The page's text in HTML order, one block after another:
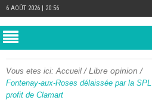
6 AOÛT 2026 | 20:56
Vous etes ici: Accueil /Libre opinion /
Fontenay-aux-Roses délaissée par la
profit de Clamart